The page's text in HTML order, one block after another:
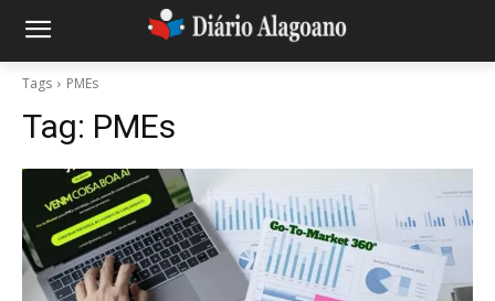
Tags PMEs
Tag: PMEs